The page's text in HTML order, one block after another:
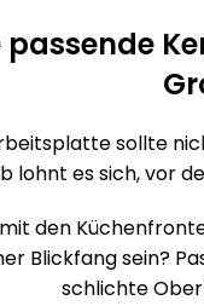
passende
sollte
lohnt es sich, vor
den
Blickfang sein?
schlichte